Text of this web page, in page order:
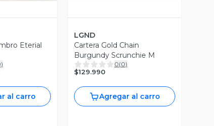
Eterial
)
al carro
LGND
Cartera Gold Chain
Burgundy Scrunchie M
0(0)
$129.990
Agregar al carro